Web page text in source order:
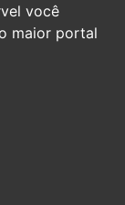
você
maior portal